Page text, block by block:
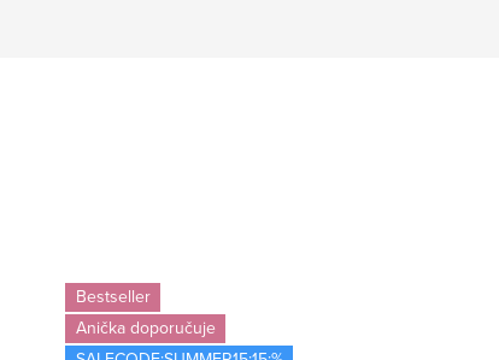
Bestseller
Anička doporučuje